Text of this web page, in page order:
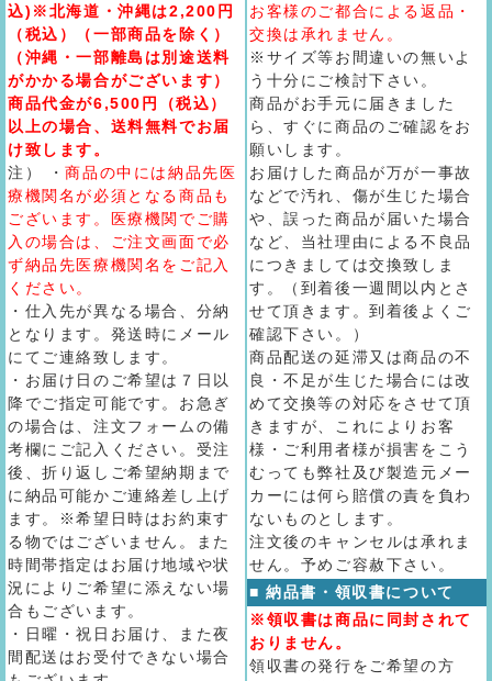
込)※北海道・沖縄は2,200円
（税込）（一部商品を除く）
（沖縄・一部離島は別途送料
がかかる場合がございます）
商品代金が6,500円（税込）
以上の場合、送料無料でお届
け致します。
注） ・商品の中には納品先医
療機関名が必須となる商品も
ございます。医療機関でご購
入の場合は、ご注文画面で必
ず納品先医療機関名をご記入
ください。
・仕入先が異なる場合、分納
となります。発送時にメール
にてご連絡致します。
・お届け日のご希望は７日以
降でご指定可能です。お急ぎ
の場合は、注文フォームの備
考欄にご記入ください。受注
後、折り返しご希望納期まで
に納品可能かご連絡差し上げ
ます。※希望日時はお約束す
る物ではございません。また
時間帯指定はお届け地域や状
況によりご希望に添えない場
合もございます。
・日曜・祝日お届け、また夜
間配送はお受付できない場合
お客様のご都合による返品・
交換は承れません。
※サイズ等お間違いの無いよ
う十分にご検討下さい。
商品がお手元に届きました
ら、すぐに商品のご確認をお
願いします。
お届けした商品が万が一事故
などで汚れ、傷が生じた場合
や、誤った商品が届いた場合
など、当社理由による不良品
につきましては交換致しま
す。（到着後一週間以内とさ
せて頂きます。到着後よくご
確認下さい。）
商品配送の延滞又は商品の不
良・不足が生じた場合には改
めて交換等の対応をさせて頂
きますが、これによりお客
様・ご利用者様が損害をこう
むっても弊社及び製造元メー
カーには何ら賠償の責を負わ
ないものとします。
注文後のキャンセルは承れま
せん。予めご容赦下さい。
■ 納品書・領収書について
※領収書は商品に同封されて
おりません。
領収書の発行をご希望の方